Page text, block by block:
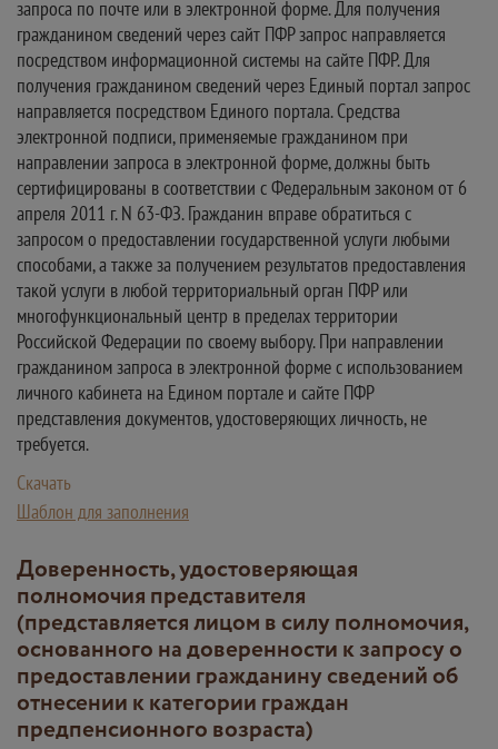
запроса по почте или в электронной форме. Для получения
гражданином сведений через сайт ПФР запрос направляется
посредством информационной системы на сайте ПФР. Для
получения гражданином сведений через Единый портал запрос
направляется посредством Единого портала. Средства
электронной подписи, применяемые гражданином при
направлении запроса в электронной форме, должны быть
сертифицированы в соответствии с Федеральным законом от 6
апреля 2011 г. N 63-ФЗ. Гражданин вправе обратиться с
запросом о предоставлении государственной услуги любыми
способами, а также за получением результатов предоставления
такой услуги в любой территориальный орган ПФР или
многофункциональный центр в пределах территории
Российской Федерации по своему выбору. При направлении
гражданином запроса в электронной форме с использованием
личного кабинета на Едином портале и сайте ПФР
представления документов, удостоверяющих личность, не
требуется.
Скачать
Шаблон для заполнения
Доверенность, удостоверяющая
полномочия представителя
(представляется лицом в силу полномочия,
основанного на доверенности к запросу о
предоставлении гражданину сведений об
отнесении к категории граждан
предпенсионного возраста)